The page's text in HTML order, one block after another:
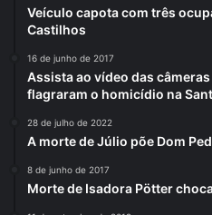
Veículo capota com três
Castilhos
16 de junho de 2017
Assista ao vídeo das
flagraram o homicídio na
28 de julho de 2022
A morte de Júlio põe Dom
8 de junho de 2017
Morte de Isadora Pötter